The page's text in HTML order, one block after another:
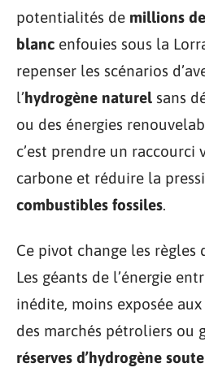
potentialités de millions
blanc enfouies sous la
repenser les scénarios
l’hydrogène naturel sans
ou des énergies
c’est prendre un raccourci
carbone et réduire la
combustibles fossiles.
Ce pivot change les règles
Les géants de l’énergie
inédite, moins exposée
des marchés pétroliers ou
réserves d’hydrogène